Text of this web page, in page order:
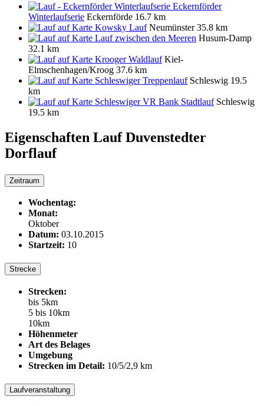
Eckernförder
Winterlaufserie Eckernförde 16.7 km
Kowsky Lauf Neumünster 35.8 km
Lauf zwischen den Meeren Husum-Damp
32.1 km
Krooger Waldlauf Kiel-
Elmschenhagen/Kroog 37.6 km
Schleswiger Treppenlauf Schleswig 19.5
km
Schleswiger VR Bank Stadtlauf Schleswig
19.5 km
Eigenschaften LaufDuvenstedter
Dorflauf
Zeitraum
Wochentag:
Monat:
Oktober
Datum: 03.10.2015
Startzeit: 10
Strecke
Strecken:
bis 5km
5 bis 10km
10km
Höhenmeter
Art des Belages
Umgebung
Strecken im Detail: 10/5/2,9 km
Laufveranstaltung